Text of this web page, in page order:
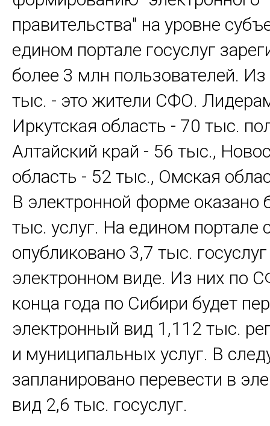
правительства" на уровне
едином портале госуслуг
более 3 млн пользователей.
тыс. - это жители СФО.
Иркутская область - 70 тыс.
Алтайский край - 56 тыс.,
область - 52 тыс., Омская
В электронной форме оказано
тыс. услуг. На едином портале
опубликовано 3,7 тыс.
электронном виде. Из них по
конца года по Сибири будет
электронный вид 1,112 тыс.
и муниципальных услуг. В
запланировано перевести в
вид 2,6 тыс. госуслуг.